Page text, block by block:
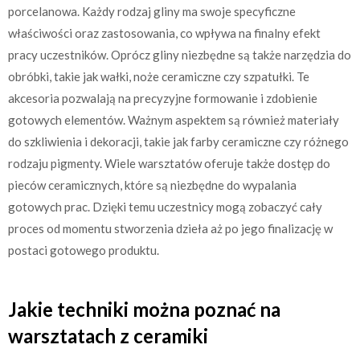
porcelanowa. Każdy rodzaj gliny ma swoje specyficzne
właściwości oraz zastosowania, co wpływa na finalny efekt
pracy uczestników. Oprócz gliny niezbędne są także narzędzia do
obróbki, takie jak wałki, noże ceramiczne czy szpatułki. Te
akcesoria pozwalają na precyzyjne formowanie i zdobienie
gotowych elementów. Ważnym aspektem są również materiały
do szkliwienia i dekoracji, takie jak farby ceramiczne czy różnego
rodzaju pigmenty. Wiele warsztatów oferuje także dostęp do
pieców ceramicznych, które są niezbędne do wypalania
gotowych prac. Dzięki temu uczestnicy mogą zobaczyć cały
proces od momentu stworzenia dzieła aż po jego finalizację w
postaci gotowego produktu.
Jakie techniki można poznać na
warsztatach z ceramiki